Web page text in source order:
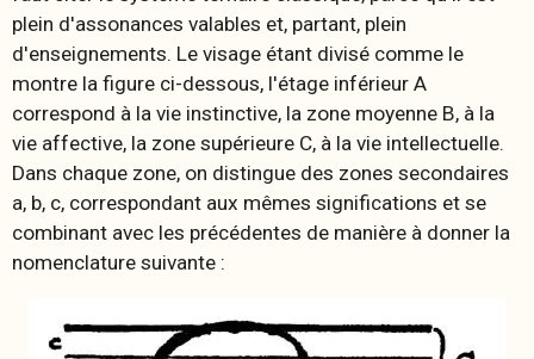
plein d'assonances valables et, partant, plein
d'enseignements. Le visage étant divisé comme le
montre la figure ci-dessous, l'étage inférieur A
correspond à la vie instinctive, la zone moyenne B, à la
vie affective, la zone supérieure C, à la vie intellectuelle.
Dans chaque zone, on distingue des zones secondaires
a, b, c, correspondant aux mêmes significations et se
combinant avec les précédentes de manière à donner la
nomenclature suivante :